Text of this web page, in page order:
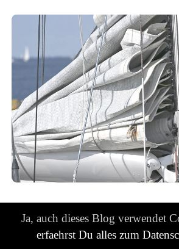
Niwibo sucht...
Ja, auch dieses Blog verwendet
erfaehrst Du alles zum